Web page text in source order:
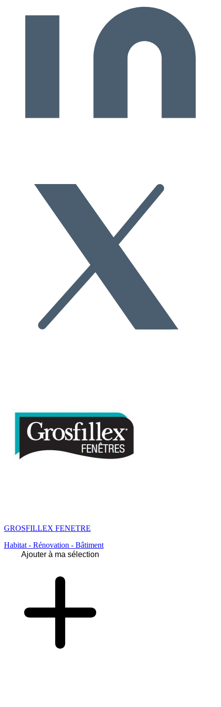
GROSFILLEX FENETRE
Habitat - Rénovation - Bâtiment
Ajouter à ma sélection